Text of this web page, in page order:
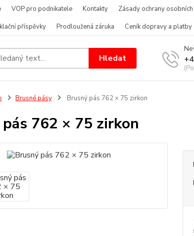
VOP pro podnikatele Kontakty
Zásady ochrany
příspěvky Prodloužená záruka Ceník dopravy a platby
Hledat
Brusné pásy Brusný pás 762 × 75 zirkon
762 × 75 zirkon